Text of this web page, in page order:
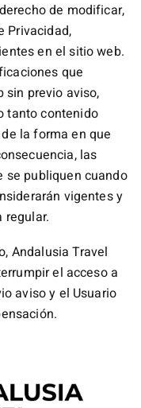
de modificar,
Privacidad,
en el sitio web.
que
sin previo aviso,
tanto contenido
la forma en que
las
publiquen cuando
vigentes y
regular.
Andalusia Travel
el acceso a
aviso y el Usuario